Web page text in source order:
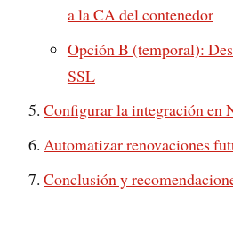
a la CA del contenedor
Opción B (temporal):
SSL
Configurar la integración en
Automatizar renovaciones
Conclusión y